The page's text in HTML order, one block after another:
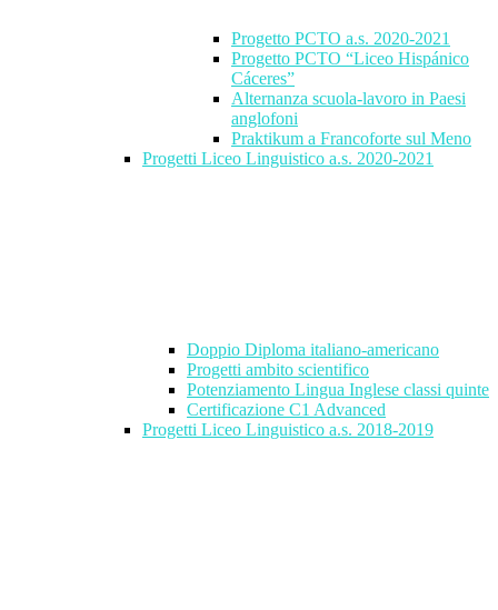
Progetto PCTO a.s. 2020-2021
Progetto PCTO “Liceo Hispánico
Cáceres”
Alternanza scuola-lavoro in Paesi
anglofoni
Praktikum a Francoforte sul Meno
Progetti Liceo Linguistico a.s. 2020-2021
Doppio Diploma italiano-americano
Progetti ambito scientifico
Potenziamento Lingua Inglese classi quinte
Certificazione C1 Advanced
Progetti Liceo Linguistico a.s. 2018-2019